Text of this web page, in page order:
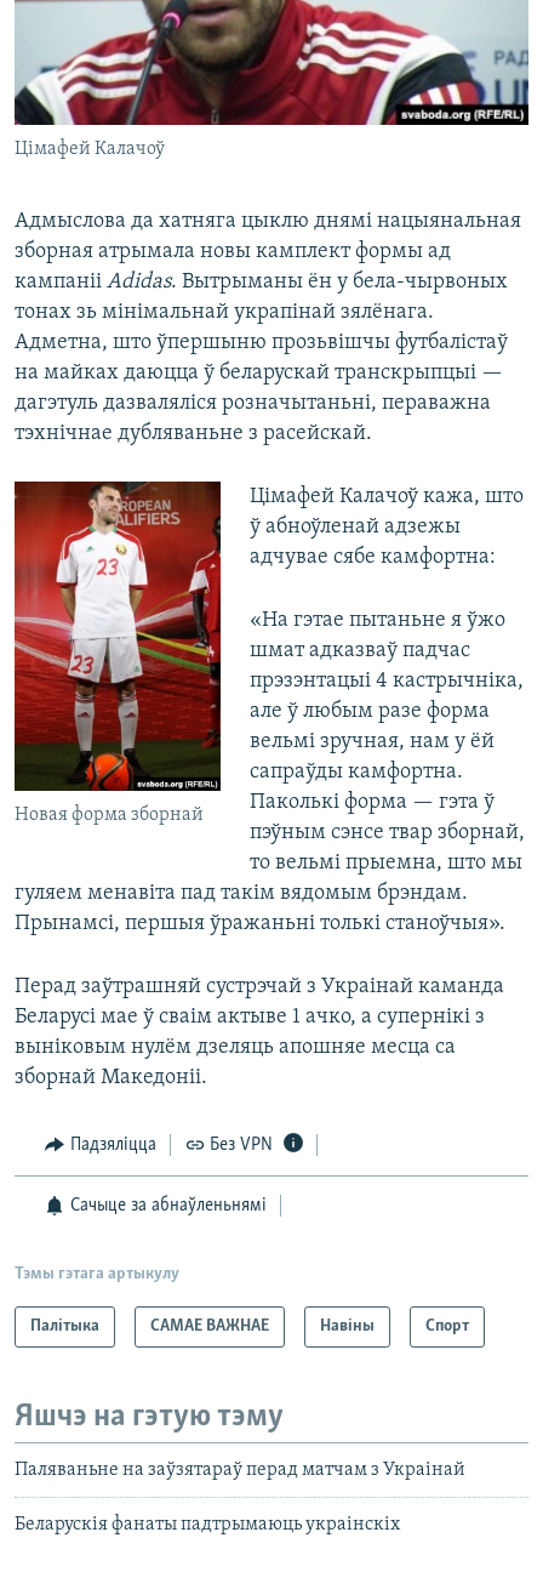
Цімафей Калачоў
Адмыслова да хатняга цыклю днямі нацыянальная
зборная атрымала новы камплект формы ад
кампаніі Adidas. Вытрыманы ён у бела-чырвоных
тонах зь мінімальнай украпінай зялёнага.
Адметна, што ўпершыню прозьвішчы футбалістаў
на майках даюцца ў беларускай транскрыпцыі —
дагэтуль дазваляліся розначытаньні, пераважна
тэхнічнае дубляваньне з расейскай.
Новая форма зборнай
Цімафей Калачоў кажа, што
ў абноўленай адзежы
адчувае сябе камфортна:
«На гэтае пытаньне я ўжо
шмат адказваў падчас
прэзэнтацыі 4 кастрычніка,
але ў любым разе форма
вельмі зручная, нам у ёй
сапраўды камфортна.
Паколькі форма — гэта ў
пэўным сэнсе твар зборнай,
то вельмі прыемна, што мы
гуляем менавіта пад такім вядомым брэндам.
Прынамсі, першыя ўражаньні толькі станоўчыя».
Перад заўтрашняй сустрэчай з Украінай каманда
Беларусі мае ў сваім актыве 1 ачко, а супернікі з
выніковым нулём дзеляць апошняе месца са
зборнай Македоніі.
Падзяліцца Без VPN
Сачыце за абнаўленьнямі
Тэмы гэтага артыкулу
Палітыка САМАЕ ВАЖНАЕ Навіны Спорт
Яшчэ на гэтую тэму
Паляваньне на заўзятараў перад матчам з Украінай
Беларускія фанаты падтрымаюць украінскіх